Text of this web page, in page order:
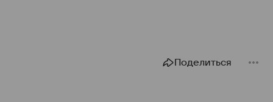
Поделиться